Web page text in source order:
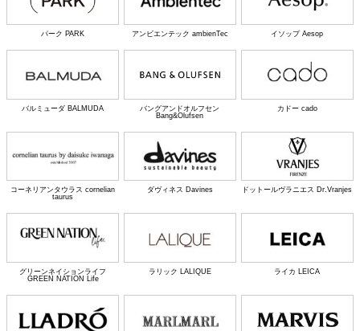
パーク PARK アンビエンテック ambienTec イソップ Aesop
バルミューダ BALMUDA
バングアンドオルフセン
Bang&Olufsen
カドー cado
コーネリアンタウラス cornelian
taurus
ダヴィネス Davines ドットールヴラニエス Dr.Vranjes
グリーンネイションライフ
GREEN NATION Life
ラリック LALIQUE ライカ LEICA